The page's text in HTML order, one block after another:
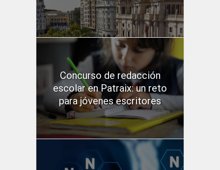
Concurso de redacción
escolar en Patraix: un reto
para jóvenes escritores